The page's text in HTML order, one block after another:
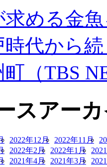
求める金
代から
（TBS
スアー
2022年12月 2022年11月
2022年2月 2022年1月
2021年4月 2021年3月